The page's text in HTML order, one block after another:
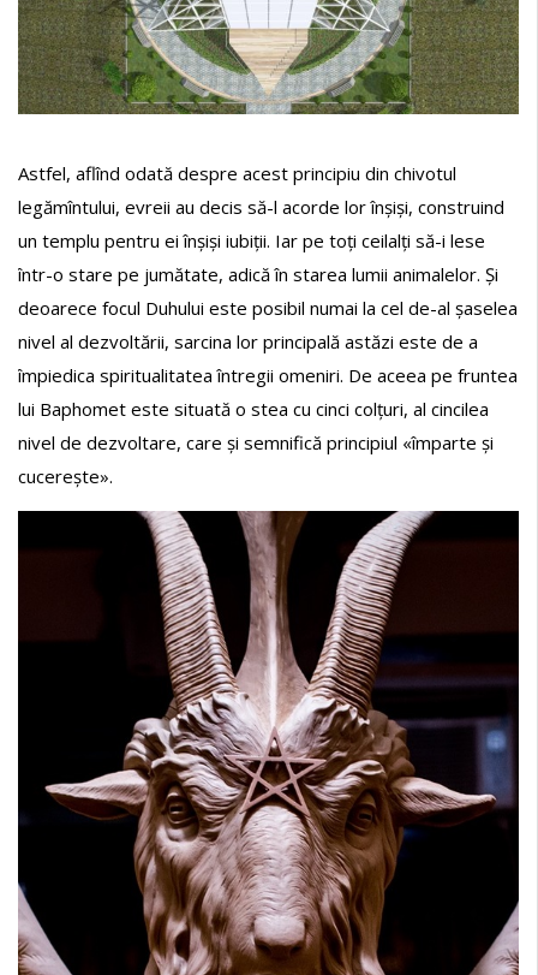
Astfel, aflînd odată despre acest principiu din chivotul
legămîntului, evreii au decis să-l acorde lor înșiși, construind
un templu pentru ei înșiși iubiții. Iar pe toți ceilalți să-i lese
într-o stare pe jumătate, adică în starea lumii animalelor. Și
deoarece focul Duhului este posibil numai la cel de-al șaselea
nivel al dezvoltării, sarcina lor principală astăzi este de a
împiedica spiritualitatea întregii omeniri. De aceea pe fruntea
lui Baphomet este situată o stea cu cinci colțuri, al cincilea
nivel de dezvoltare, care și semnifică principiul «împarte și
cucerește».